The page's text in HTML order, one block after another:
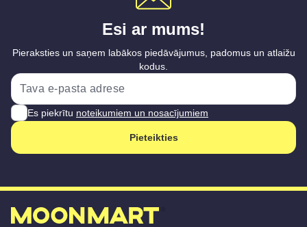
Esi ar mums!
Pieraksties un saņem labākos piedāvājumus, padomus un atlaižu
kodus.
Es piekrītu noteikumiem un nosacījumiem
Pieteikties